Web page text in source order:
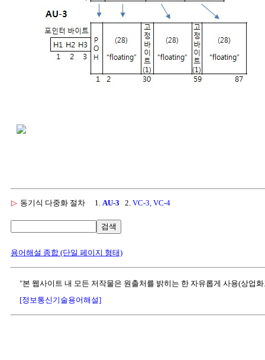
▷ 동기식 다중화 절차 1. AU-3 2. VC-3, VC-4
검색
용어해설 종합 (단일 페이지 형태)
"본 웹사이트 내 모든 저작물은 원출처를 밝히는 한 자유롭게 사용(상업
[정보통신기술용어해설]